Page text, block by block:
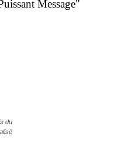
Message"
du